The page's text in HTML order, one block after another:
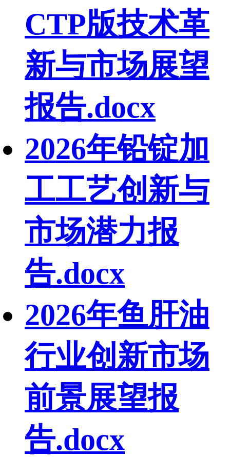
CTP版技术革
新与市场展望
报告.docx
2026年铅锭加
工工艺创新与
市场潜力报
告.docx
2026年鱼肝油
行业创新市场
前景展望报
告.docx